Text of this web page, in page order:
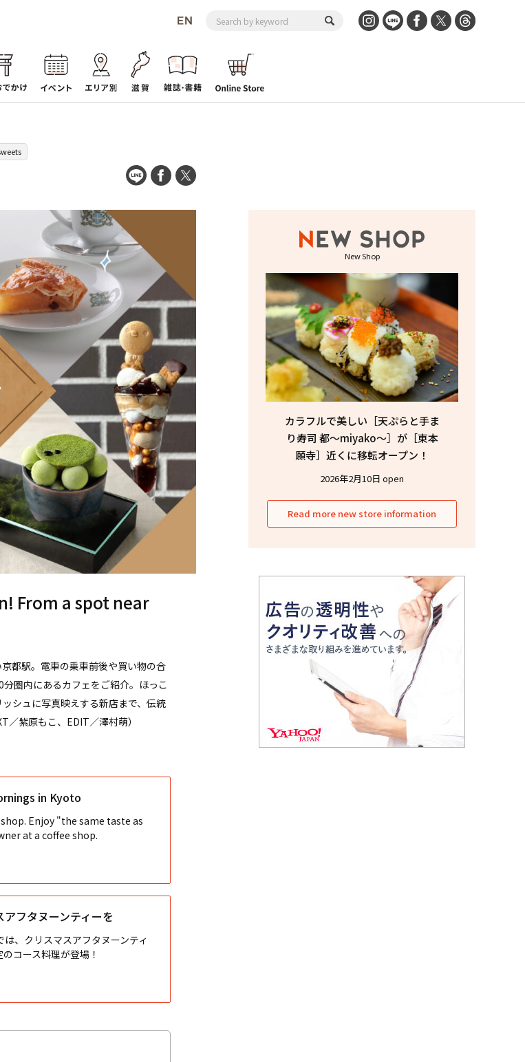
From a spot near
都駅。電車の乗車前後や買い物の合
圏内にあるカフェをご紹介。ほっこ
シュに写真映えする新店まで、伝統
紫原もこ、EDIT／澤村萌）
in Kyoto
Enjoy "the same taste as
at a coffee shop.
フタヌーンティーを
は、クリスマスアフタヌーンティ
コース料理が登場！
New Shop
カラフルで美しい［天ぷらと手ま
り寿司 都〜miyako〜］が［東本
願寺］近くに移転オープン！
2026年2月10日 open
Read more new store information